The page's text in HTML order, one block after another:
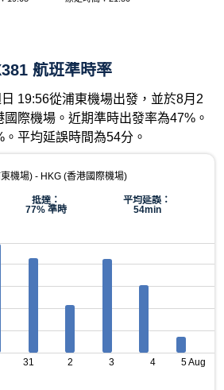
航班準時率
19:56從浦東機場出發，並於8月2
國際機場。近期準時出發率為47%。
平均延誤時間為54分。
機場) - HKG (香港國際機場)
抵達：
77% 準時
平均延誤：
54min
31 2 3 4 5 Aug